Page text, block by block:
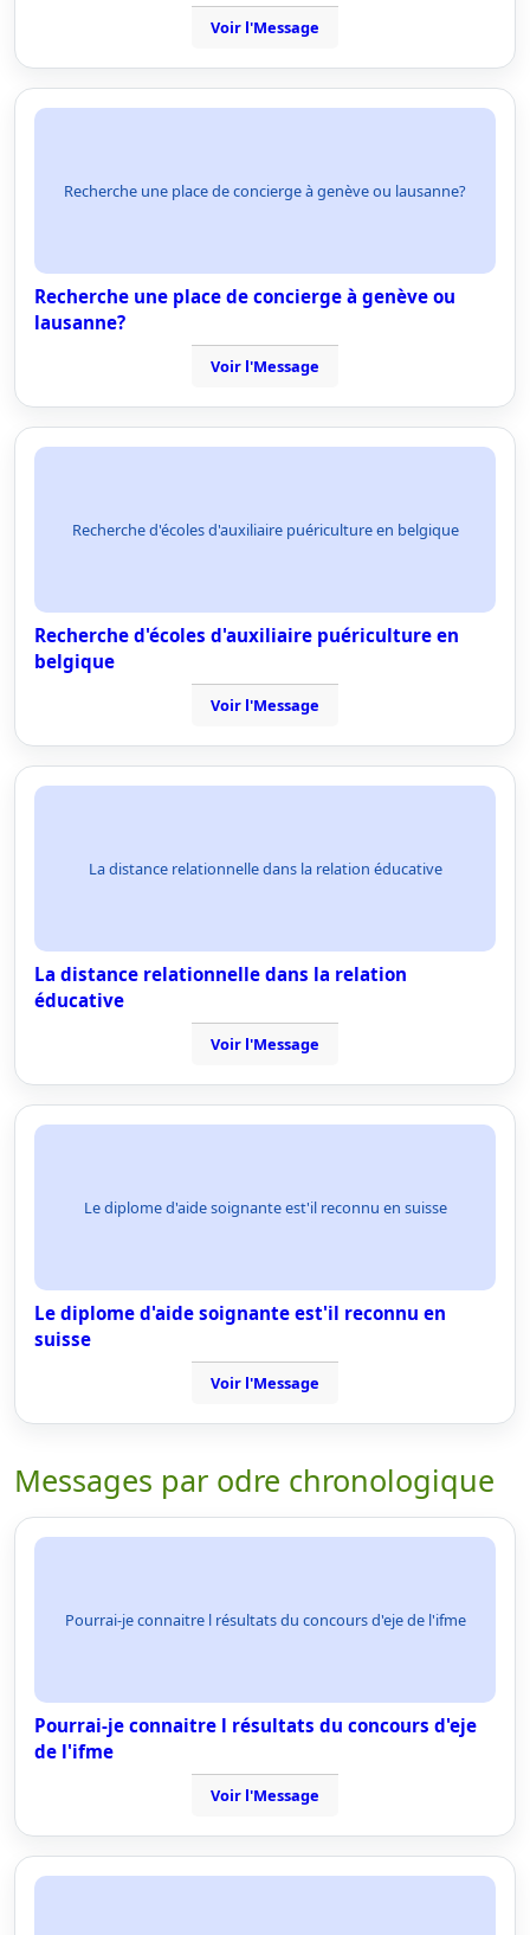
Voir l'Message
Recherche une place de concierge à genève ou lausanne?
Recherche une place de concierge à genève ou
lausanne?
Voir l'Message
Recherche d'écoles d'auxiliaire puériculture en belgique
Recherche d'écoles d'auxiliaire puériculture en
belgique
Voir l'Message
La distance relationnelle dans la relation éducative
La distance relationnelle dans la relation
éducative
Voir l'Message
Le diplome d'aide soignante est'il reconnu en suisse
Le diplome d'aide soignante est'il reconnu en
suisse
Voir l'Message
Messages par odre chronologique
Pourrai-je connaitre l résultats du concours d'eje de l'ifme
Pourrai-je connaitre l résultats du concours d'eje
de l'ifme
Voir l'Message